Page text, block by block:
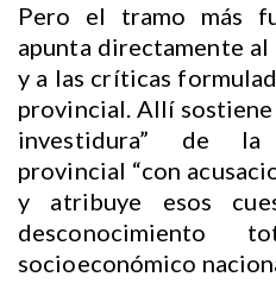
Pero el tramo más
apunta directamente
y a las críticas
provincial. Allí sostiene
investidura” de la
provincial “con
y atribuye esos
desconocimiento
socioeconómico